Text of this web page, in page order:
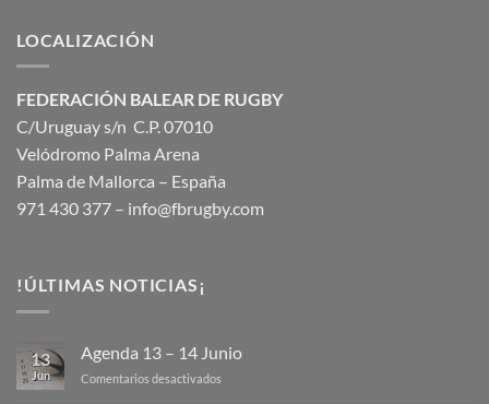
LOCALIZACIÓN
FEDERACIÓN BALEAR DE RUGBY
C/Uruguay s/n C.P. 07010
Velódromo Palma Arena
Palma de Mallorca – España
971 430 377 – info@fbrugby.com
!ÚLTIMAS NOTICIAS¡
13
Jun
Agenda 13 – 14 Junio
Comentarios desactivados